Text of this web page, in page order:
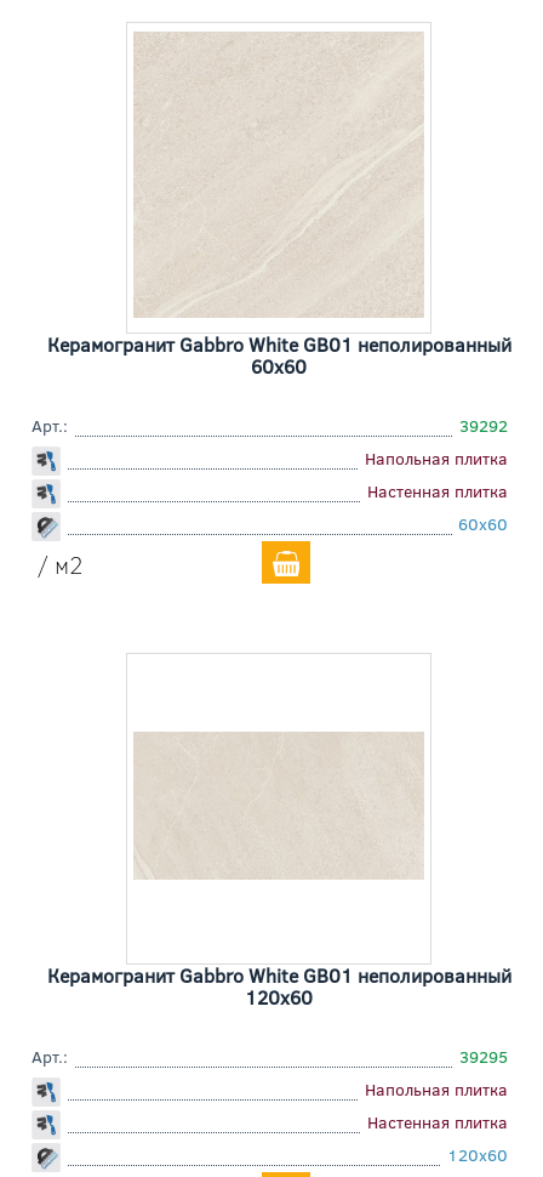
Керамогранит Gabbro White GB01 неполированный
60x60
Арт.:
39292
Напольная плитка
Настенная плитка
60x60
/ м2
Керамогранит Gabbro White GB01 неполированный
120x60
Арт.:
39295
Напольная плитка
Настенная плитка
120x60